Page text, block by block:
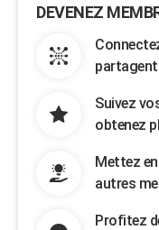
DEVENEZ
Suivez
obtenez
Mettez
autres
Profitez